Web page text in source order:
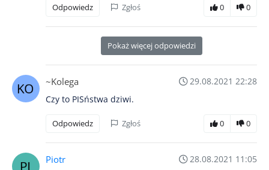
Odpowiedz Zgłoś 0 0
Pokaż więcej odpowiedzi
~Kolega
29.08.2021 22:28
Czy to PISństwa dziwi.
Odpowiedz Zgłoś 0 0
Piotr
28.08.2021 11:05